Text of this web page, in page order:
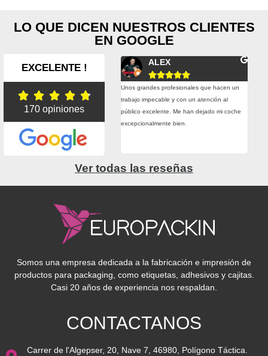
LO QUE DICEN NUESTROS CLIENTES
EN GOOGLE
EXCELENTE !
    
170 opiniones
Fernando Conesa
hemos tenido alguna urgencia real
todo lo posible por entregarnos el
a tiempo. Precio, calidad, atención,
Muy contentos con ellos.
ALEX

Unos grandes profesionales que hacen un
trabajo impecable y con un atención al
público excelente. Me han dejado mi coche
excepcionalmente bien.
Ver todas las reseñas
Somos una empresa dedicada a la fabricación e impresión de
productos para packaging, como etiquetas, adhesivos y cajitas.
Casi 20 años de experiencia nos respaldan.
CONTACTANOS
Carrer de l'Algepser, 20, Nave 7, 46980, Polígono Táctica.